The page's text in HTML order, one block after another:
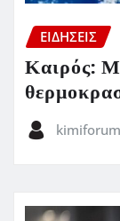
ΕΙΔΗΣΕΙΣ
Καιρός:
kimiforum